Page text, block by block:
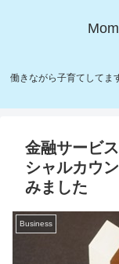
働きながら子育てしてま
金融サービ
シャルカウ
みました
Business